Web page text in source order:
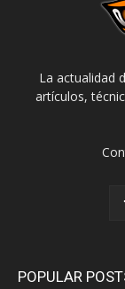
La actualidad
artículos,
POPULAR